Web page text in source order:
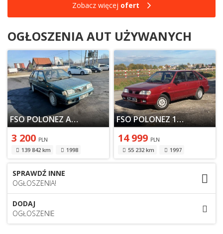
Zobacz więcej ofert
OGŁOSZENIA AUT UŻYWANYCH
FSO POLONEZ ATU 1.6 76KM 1998
3 200 PLN
139 842 km 1998
FSO POLONEZ 1997
14 999 PLN
55 232 km 1997
SPRAWDŹ INNE
OGŁOSZENIA!
DODAJ
OGŁOSZENIE